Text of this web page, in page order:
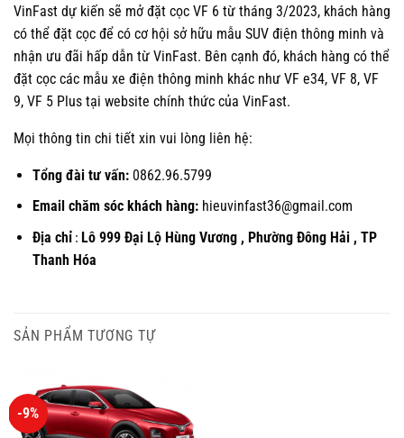
VinFast dự kiến sẽ mở đặt cọc VF 6 từ tháng 3/2023, khách hàng
có thể đặt cọc để có cơ hội sở hữu mẫu SUV điện thông minh và
nhận ưu đãi hấp dẫn từ VinFast. Bên cạnh đó, khách hàng có thể
đặt cọc các mẫu xe điện thông minh khác như VF e34, VF 8, VF
9, VF 5 Plus tại website chính thức của VinFast.
Mọi thông tin chi tiết xin vui lòng liên hệ:
Tổng đài tư vấn: 0862.96.5799
Email chăm sóc khách hàng:hieuvinfast36@gmail.com
Địa chỉ: Lô 999 Đại Lộ Hùng Vương , Phường Đông Hải , TP
Thanh Hóa
SẢN PHẨM TƯƠNG TỰ
-9%